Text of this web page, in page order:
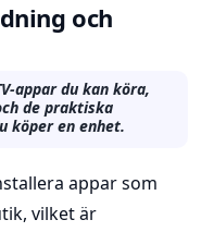
och
appar du kan köra,
de praktiska
köper en enhet.
appar som
vilket är